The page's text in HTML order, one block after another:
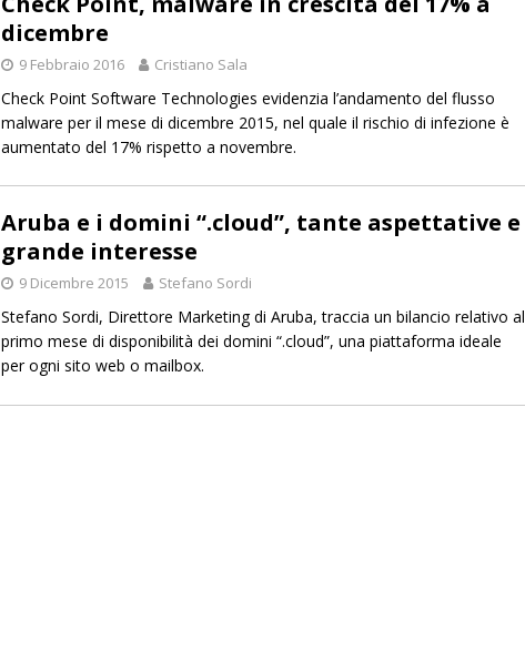
dicembre
9 Febbraio 2016 Cristiano Sala
Check Point Software Technologies evidenzia l’andamento del flusso
malware per il mese di dicembre 2015, nel quale il rischio di infezione è
aumentato del 17% rispetto a novembre.
Aruba e i domini “.cloud”, tante aspettative e
grande interesse
9 Dicembre 2015 Stefano Sordi
Stefano Sordi, Direttore Marketing di Aruba, traccia un bilancio relativo al
primo mese di disponibilità dei domini “.cloud”, una piattaforma ideale
per ogni sito web o mailbox.